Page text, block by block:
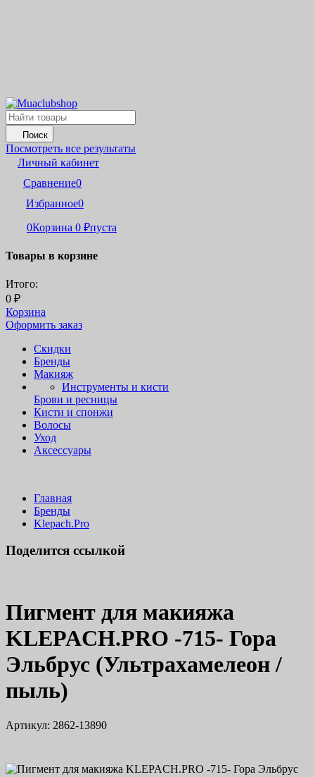
Поиск
Посмотреть все результаты
Личный кабинет
Сравнение0
Избранное0
0Корзина 0 ₽пуста
Товары в корзине
Итого:
0 ₽
Корзина
Оформить заказ
Скидки
Бренды
Макияж
Инструменты и кисти
Брови и ресницы
Кисти и спонжи
Волосы
Уход
Аксессуары
Главная
Бренды
Klepach.Pro
Поделится ссылкой
Пигмент для макияжа
KLEPACH.PRO -715- Гора
Эльбрус (Ультрахамелеон /
пыль)
Артикул: 2862-13890